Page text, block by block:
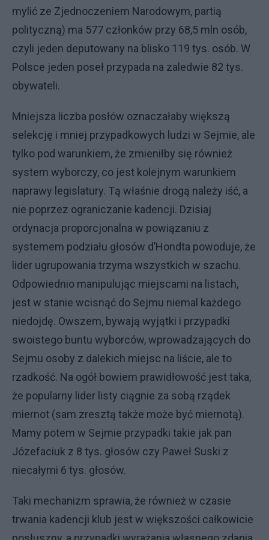
mylić ze Zjednoczeniem Narodowym, partią
polityczną) ma 577 członków przy 68,5 mln osób,
czyli jeden deputowany na blisko 119 tys. osób. W
Polsce jeden poseł przypada na zaledwie 82 tys.
obywateli.
Mniejsza liczba posłów oznaczałaby większą
selekcję i mniej przypadkowych ludzi w Sejmie, ale
tylko pod warunkiem, że zmieniłby się również
system wyborczy, co jest kolejnym warunkiem
naprawy legislatury. Tą właśnie drogą należy iść, a
nie poprzez ograniczanie kadencji. Dzisiaj
ordynacja proporcjonalna w powiązaniu z
systemem podziału głosów d’Hondta powoduje, że
lider ugrupowania trzyma wszystkich w szachu.
Odpowiednio manipulując miejscami na listach,
jest w stanie wcisnąć do Sejmu niemal każdego
niedojdę. Owszem, bywają wyjątki i przypadki
swoistego buntu wyborców, wprowadzających do
Sejmu osoby z dalekich miejsc na liście, ale to
rzadkość. Na ogół bowiem prawidłowość jest taka,
że popularny lider listy ciągnie za sobą rządek
miernot (sam zresztą także może być miernotą).
Mamy potem w Sejmie przypadki takie jak pan
Józefaciuk z 8 tys. głosów czy Paweł Suski z
niecałymi 6 tys. głosów.
Taki mechanizm sprawia, że również w czasie
trwania kadencji klub jest w większości całkowicie